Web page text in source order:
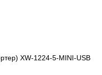
XW-1224-5-MINI-USB